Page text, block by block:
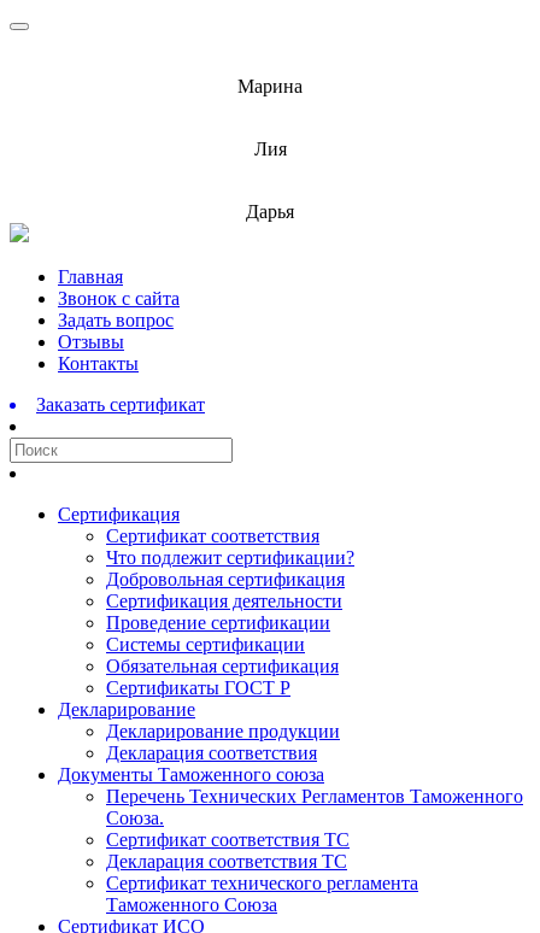
Марина
Лия
Дарья
Перейти
содержимому
Главная
Звонок с сайта
Задать вопрос
Отзывы
Контакты
Заказать сертификат
Сертификация
Сертификат соответствия
Что подлежит сертификации?
Добровольная сертификация
Сертификация деятельности
Проведение сертификации
Системы сертификации
Обязательная сертификация
Сертификаты ГОСТ Р
Декларирование
Декларирование продукции
Декларация соответствия
Документы Таможенного союза
Перечень Технических Регламентов Таможенного
Союза.
Сертификат соответствия ТС
Декларация соответствия ТС
Сертификат технического регламента
Таможенного Союза
Сертификат ИСО